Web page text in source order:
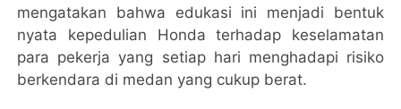
mengatakan bahwa edukasi ini menjadi bentuk
nyata kepedulian Honda terhadap keselamatan
para pekerja yang setiap hari menghadapi risiko
berkendara di medan yang cukup berat.